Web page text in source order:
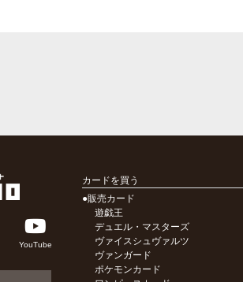
YouTube
カードを買う
●販売カード
遊戯王
デュエル・マスターズ
ヴァイスシュヴァルツ
ヴァンガード
ポケモンカード